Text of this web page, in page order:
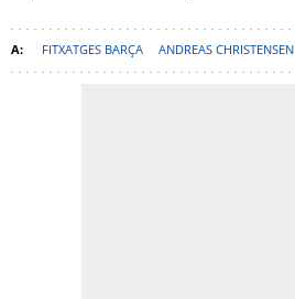
FITXATGES BARÇA ANDREAS CHRISTENSEN